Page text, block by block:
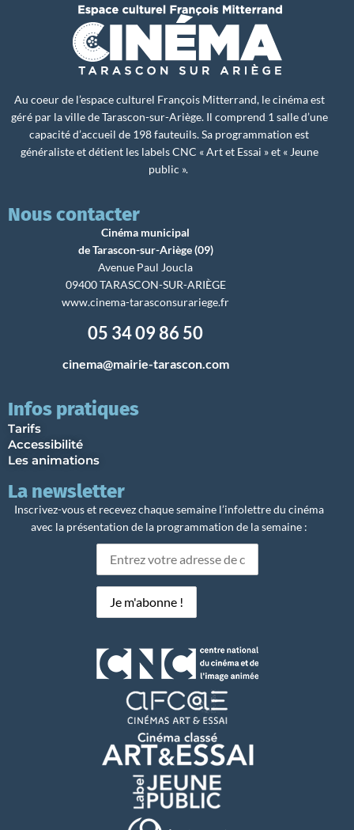
Au coeur de l’espace culturel François Mitterrand, le cinéma est
géré par la ville de Tarascon-sur-Ariège. Il comprend 1 salle d’une
capacité d’accueil de 198 fauteuils. Sa programmation est
généraliste et détient les labels CNC « Art et Essai » et « Jeune
public ».
Nous contacter
Cinéma municipal
de Tarascon-sur-Ariège (09)
Avenue Paul Joucla
09400 TARASCON-SUR-ARIÈGE
www.cinema-tarasconsurariege.fr
05 34 09 86 50
cinema@mairie-tarascon.com
Infos pratiques
Tarifs
Accessibilité
Les animations
La newsletter
Inscrivez-vous et recevez chaque semaine l’infolettre du cinéma
avec la présentation de la programmation de la semaine :